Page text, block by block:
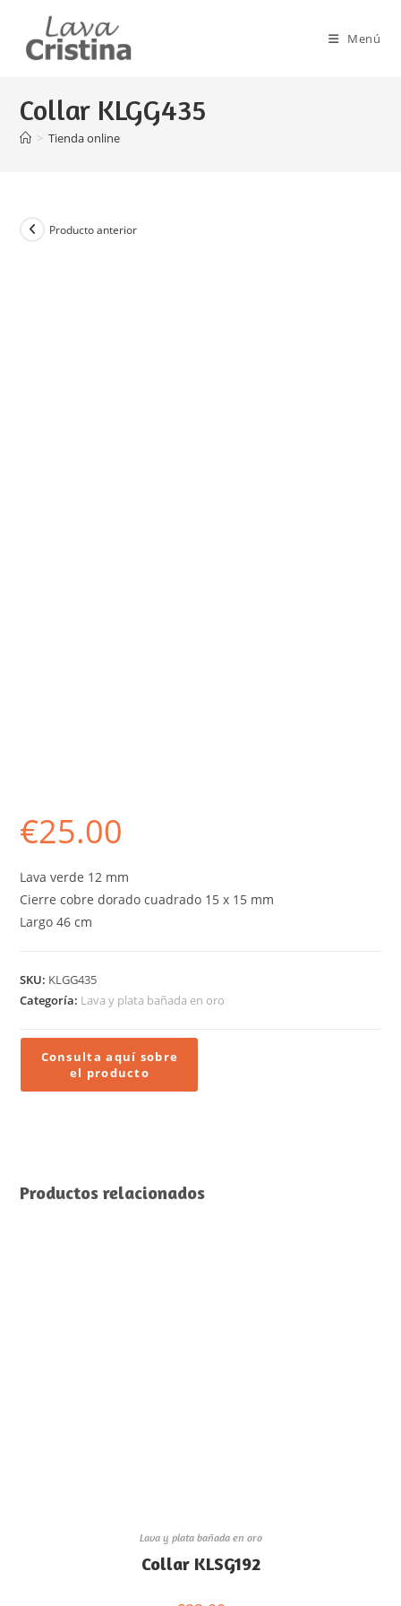
contenido
Menú
Collar KLGG435
> Tienda online
Producto anterior
€25.00
Lava verde 12 mm
Cierre cobre dorado cuadrado 15 x 15 mm
Largo 46 cm
SKU: KLGG435
Categoría: Lava y plata bañada en oro
Productos relacionados
Lava y plata bañada en oro
Collar KLSG192